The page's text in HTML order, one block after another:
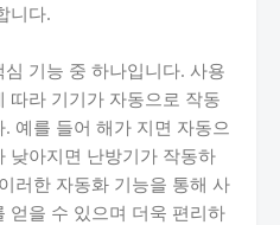
니다.
기능 중 하나입니다. 사용
따라 기기가 자동으로 작동
예를 들어 해가 지면 자동으
낮아지면 난방기가 작동하
러한 자동화 기능을 통해 사
얻을 수 있으며 더욱 편리하